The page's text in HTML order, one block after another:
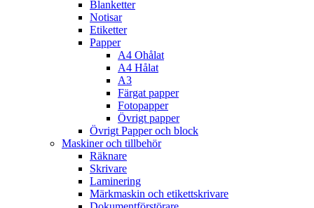
Blanketter
Notisar
Etiketter
Papper
A4 Ohålat
A4 Hålat
A3
Färgat papper
Fotopapper
Övrigt papper
Övrigt Papper och block
Maskiner och tillbehör
Räknare
Skrivare
Laminering
Märkmaskin och etikettskrivare